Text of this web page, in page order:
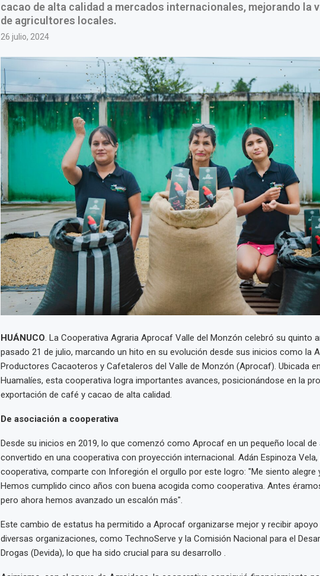
cacao de alta calidad a mercados internacionales, mejorando la
de agricultores locales.
26 julio, 2024
HUÁNUCO. La Cooperativa Agraria Aprocaf Valle del Monzón celebró su quinto
pasado 21 de julio, marcando un hito en su evolución desde sus inicios como la
Productores Cacaoteros y Cafetaleros del Valle de Monzón (Aprocaf). Ubicada
Huamalíes, esta cooperativa logra importantes avances, posicionándose en la
exportación de café y cacao de alta calidad.
De asociación a cooperativa
Desde su inicios en 2019, lo que comenzó como Aprocaf en un pequeño local de
convertido en una cooperativa con proyección internacional. Adán Espinoza Vela,
cooperativa, comparte con Inforegión el orgullo por este logro: "Me siento alegre
Hemos cumplido cinco años con buena acogida como cooperativa. Antes
pero ahora hemos avanzado un escalón más".
Este cambio de estatus ha permitido a Aprocaf organizarse mejor y recibir
diversas organizaciones, como TechnoServe y la Comisión Nacional para el
Drogas (Devida), lo que ha sido crucial para su desarrollo .